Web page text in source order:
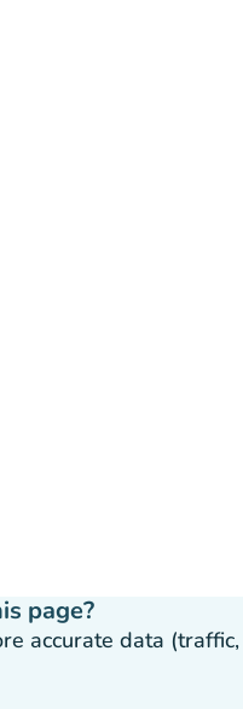
page?
accurate data